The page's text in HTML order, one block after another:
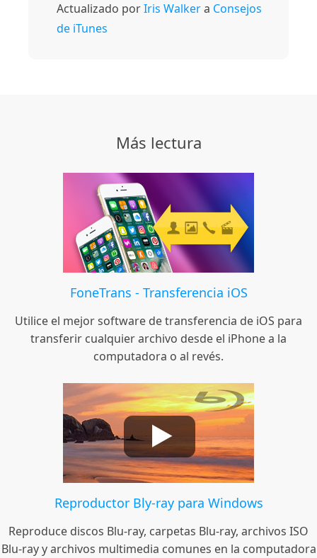
Actualizado porIris Walkera Consejos
de iTunes
Más lectura
FoneTrans - Transferencia iOS
Utilice el mejor software de transferencia de iOS para
transferir cualquier archivo desde el iPhone a la
computadora o al revés.
Reproductor Bly-ray para Windows
Reproduce discos Blu-ray, carpetas Blu-ray, archivos ISO
Blu-ray y archivos multimedia comunes en la computadora